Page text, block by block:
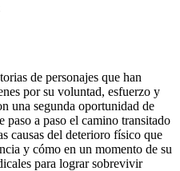
de personajes que han
por su voluntad, esfuerzo y
una segunda oportunidad de
paso a paso el camino transitado
causas del deterioro físico que
y cómo en un momento de su
para lograr sobrevivir